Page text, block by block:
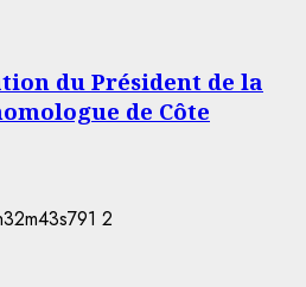
du Président de la
de Côte
2